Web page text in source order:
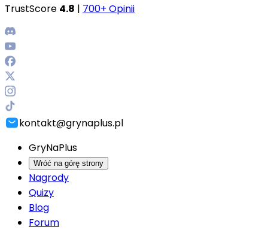
TrustScore 4.8 | 700+ Opinii
kontakt@grynaplus.pl
GryNaPlus
Wróć na górę strony
Nagrody
Quizy
Blog
Forum